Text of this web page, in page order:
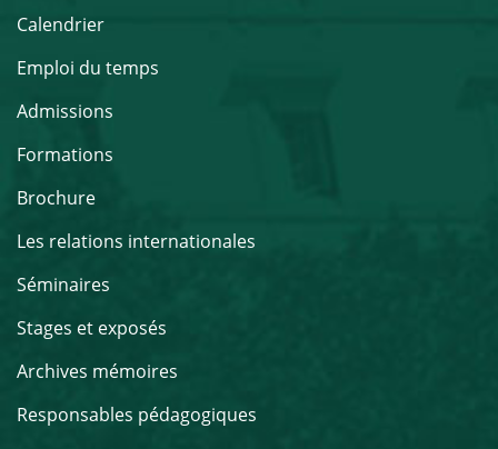
Calendrier
Emploi du temps
Admissions
Formations
Brochure
Les relations internationales
Séminaires
Stages et exposés
Archives mémoires
Responsables pédagogiques